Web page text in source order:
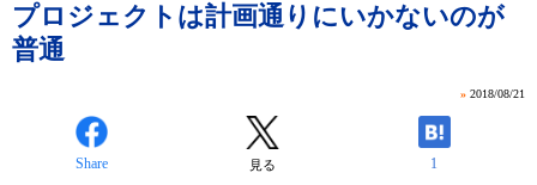
プロジェクトは計画通りにいかないのが
普通
» 2018/08/21
Share 見る 1